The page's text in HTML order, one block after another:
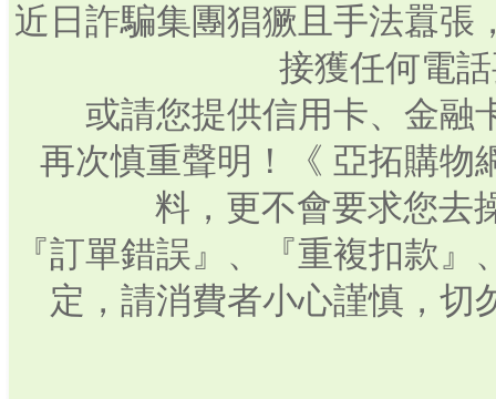
近日詐騙集團猖獗且手法囂張
接獲任何電
或請您提供信用卡、金融
再次慎重聲明！《 亞拓購物
料，更不會要求您去
『訂單錯誤』、『重複扣款
定，請消費者小心謹慎，切